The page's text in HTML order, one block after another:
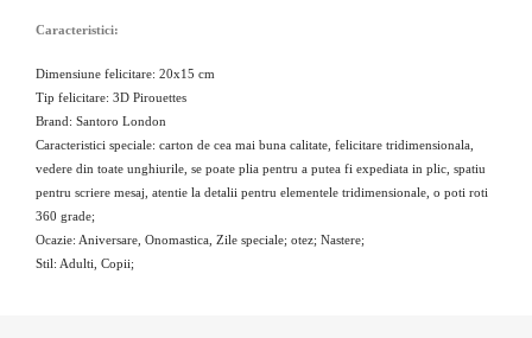
Caracteristici:
Dimensiune felicitare: 20x15 cm
Tip felicitare: 3D Pirouettes
Brand: Santoro London
Caracteristici speciale: carton de cea mai buna calitate, felicitare tridimensionala,
vedere din toate unghiurile, se poate plia pentru a putea fi expediata in plic, spatiu
pentru scriere mesaj, atentie la detalii pentru elementele tridimensionale, o poti roti
360 grade;
Ocazie: Aniversare, Onomastica, Zile speciale; otez; Nastere;
Stil: Adulti, Copii;